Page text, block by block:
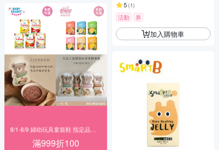
滿999折100
5 (1)
活動 券
加入購物車